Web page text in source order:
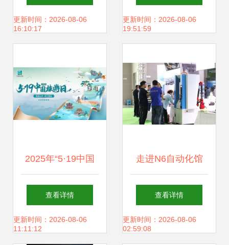
片16素材ppt模板
更新时间：2026-08-06
16:10:17
快乐
更新时间：2026-08-06
19:51:59
2025年“5·19中国
旅游日” 文娱有
礼，文化场馆管理
查看详情
更新时间：2026-08-06
11:11:12
走进N6自动化馆
立嘉展现场见证自
动化与数字化的互
查看详情
更新时间：2026-08-06
02:59:08